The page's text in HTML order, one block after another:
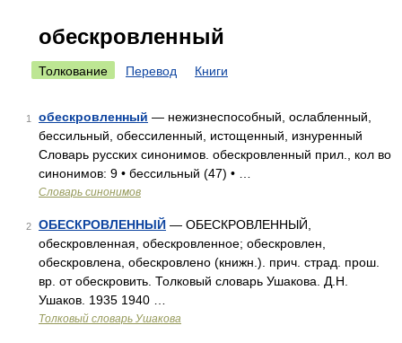
обескровленный
Толкование Перевод Книги
1 обескровленный — нежизнеспособный, ослабленный,
бессильный, обессиленный, истощенный, изнуренный
Словарь русских синонимов. обескровленный прил., кол во
синонимов: 9 • бессильный (47) • …
Словарь синонимов
2 ОБЕСКРОВЛЕННЫЙ — ОБЕСКРОВЛЕННЫЙ,
обескровленная, обескровленное; обескровлен,
обескровлена, обескровлено (книжн.). прич. страд. прош.
вр. от обескровить. Толковый словарь Ушакова. Д.Н.
Ушаков. 1935 1940 …
Толковый словарь Ушакова